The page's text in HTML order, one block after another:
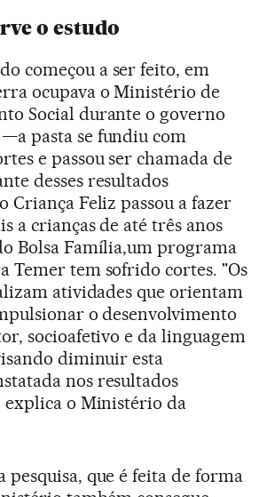
o estudo
começou a ser feito, em
ocupava o Ministério de
Social durante o governo
pasta se fundiu com
e passou ser chamada de
desses resultados
Criança Feliz passou a fazer
a crianças de até três anos
Bolsa Família,um programa
Temer tem sofrido cortes. "Os
atividades que orientam
o desenvolvimento
socioafetivo e da linguagem
diminuir esta
nos resultados
o Ministério da
pesquisa, que é feita de forma